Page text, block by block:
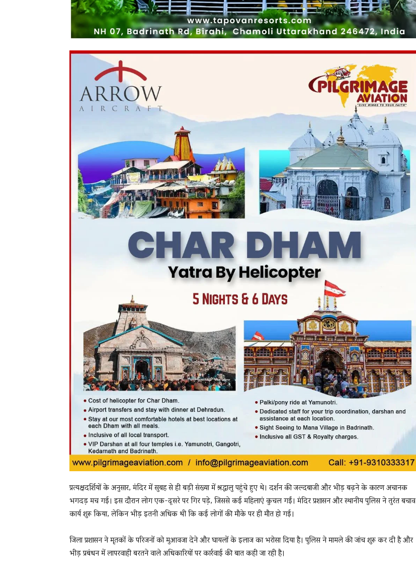
प्रत्यक्षदर्शियों के अनुसार, मंदिर में सुबह से ही बड़ी संख्या में श्रद्धालु पहुंचे हुए थे। दर्शन की जल्दबाजी और भीड़ बढ़ने के कारण अचानक
भगदड़ मच गई। इस दौरान लोग एक-दूसरे पर गिर पड़े, जिससे कई महिलाएं कुचल गईं। मंदिर प्रशासन और स्थानीय पुलिस ने तुरंत बचाव
कार्य शुरू किया, लेकिन भीड़ इतनी अधिक थी कि कई लोगों की मौके पर ही मौत हो गई।
जिला प्रशासन ने मृतकों के परिजनों को मुआवजा देने और घायलों के इलाज का भरोसा दिया है। पुलिस ने मामले की जांच शुरू कर दी है और
भीड़ प्रबंधन में लापरवाही बरतने वाले अधिकारियों पर कार्रवाई की बात कही जा रही है।